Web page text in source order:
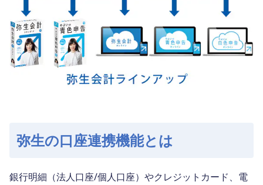
弥生の口座連携機能とは
銀行明細（法人口座/個人口座）やクレジットカード、電